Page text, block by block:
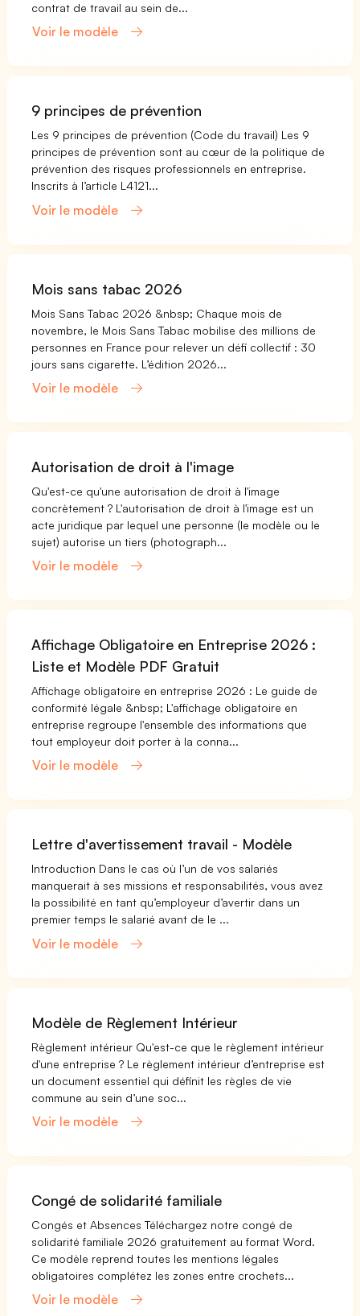
contrat de travail au sein de...
Voir le modèle
9 principes de prévention
Les 9 principes de prévention (Code du travail) Les 9
principes de prévention sont au cœur de la politique de
prévention des risques professionnels en entreprise.
Inscrits à l’article L4121...
Voir le modèle
Mois sans tabac 2026
Mois Sans Tabac 2026 &nbsp; Chaque mois de
novembre, le Mois Sans Tabac mobilise des millions de
personnes en France pour relever un défi collectif : 30
jours sans cigarette. L’édition 2026...
Voir le modèle
Autorisation de droit à l'image
Qu'est-ce qu'une autorisation de droit à l'image
concrètement ? L'autorisation de droit à l'image est un
acte juridique par lequel une personne (le modèle ou le
sujet) autorise un tiers (photograph...
Voir le modèle
Affichage Obligatoire en Entreprise 2026 :
Liste et Modèle PDF Gratuit
Affichage obligatoire en entreprise 2026 : Le guide de
conformité légale &nbsp; L'affichage obligatoire en
entreprise regroupe l'ensemble des informations que
tout employeur doit porter à la conna...
Voir le modèle
Lettre d'avertissement travail - Modèle
Introduction Dans le cas où l’un de vos salariés
manquerait à ses missions et responsabilités, vous avez
la possibilité en tant qu’employeur d’avertir dans un
premier temps le salarié avant de le ...
Voir le modèle
Modèle de Règlement Intérieur
Règlement intérieur Qu'est-ce que le règlement intérieur
d'une entreprise ? Le règlement intérieur d’entreprise est
un document essentiel qui définit les règles de vie
commune au sein d’une soc...
Voir le modèle
Congé de solidarité familiale
Congés et Absences Téléchargez notre congé de
solidarité familiale 2026 gratuitement au format Word.
Ce modèle reprend toutes les mentions légales
obligatoires complétez les zones entre crochets...
Voir le modèle